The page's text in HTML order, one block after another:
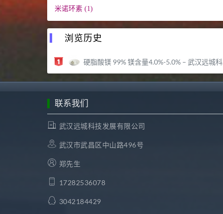
米诺环素 (1)
浏览历史
硬脂酸镁 99% 镁含量4.0%-5.0% – 武汉远城科技发展有限公司
联系我们
武汉远城科技发展有限公司
武汉市武昌区中山路496号
郑先生
17282536078
3042184429